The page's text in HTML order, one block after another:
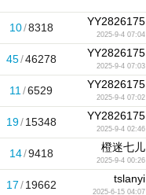
10/8318 YY2826175
2025-9-4 07:04
45/46278 YY2826175
2025-9-4 07:03
11 /6529 YY2826175
2025-9-4 07:02
19/ 15348 YY2826175
2025-9-4 02:46
14/9418 橙迷七儿
2025-9-4 00:26
17/ 19662 tslanyi
2025-6-15 04:07